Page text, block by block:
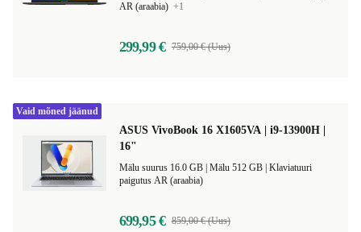
AR (araabia) +1
299,99 € 759,00 € (Uus)
ASUS VivoBook 16 X1605VA | i9-13900H |
16"
Klaviatuuri
paigutus AR (araabia)
699,95 € 859,00 € (Uus)
Vaid mõned jäänud